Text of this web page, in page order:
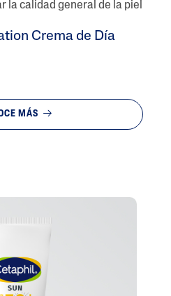
la calidad general de la piel
Crema de Día
MÁS